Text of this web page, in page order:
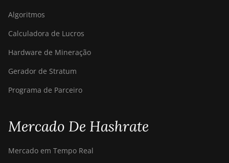
Algoritmos
Calculadora de Lucros
Hardware de Mineração
Gerador de Stratum
Programa de Parceiro
Mercado De Hashrate
Mercado em Tempo Real